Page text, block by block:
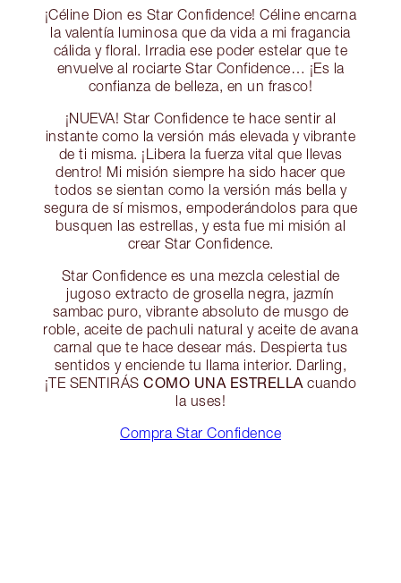
¡Céline Dion es Star Confidence! Céline encarna
la valentía luminosa que da vida a mi fragancia
cálida y floral. Irradia ese poder estelar que te
envuelve al rociarte Star Confidence… ¡Es la
confianza de belleza, en un frasco!
¡NUEVA! Star Confidence te hace sentir al
instante como la versión más elevada y vibrante
de ti misma. ¡Libera la fuerza vital que llevas
dentro! Mi misión siempre ha sido hacer que
todos se sientan como la versión más bella y
segura de sí mismos, empoderándolos para que
busquen las estrellas, y esta fue mi misión al
crear Star Confidence.
Star Confidence es una mezcla celestial de
jugoso extracto de grosella negra, jazmín
sambac puro, vibrante absoluto de musgo de
roble, aceite de pachuli natural y aceite de avana
carnal que te hace desear más. Despierta tus
sentidos y enciende tu llama interior. Darling,
¡TE SENTIRÁSCOMO UNA ESTRELLA cuando
la uses!
Compra Star Confidence